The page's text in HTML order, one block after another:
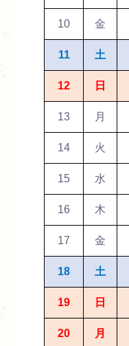
10 金
11 土
12 日
13 月
14 火
15 水
16 木
17 金
18 土
19 日
20 月